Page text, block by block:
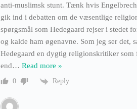
anti-muslimsk stunt. Tænk hvis
gik ind i debatten om de væsentlige
spørgsmål som Hedegaard rejser i stedet
og kalde ham øgenavne. Som jeg ser det,
Hedegaard en dygtig religionskritiker som
end… Read more »
0 Reply